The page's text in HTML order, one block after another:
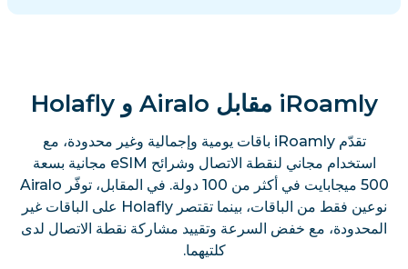
iRoamly مقابل Airalo و Holafly
تقدّم iRoamly باقات يومية وإجمالية وغير محدودة، مع
استخدام مجاني لنقطة الاتصال وشرائح eSIM مجانية بسعة
500 ميجابايت في أكثر من 100 دولة. في المقابل، توفّر Airalo
نوعين فقط من الباقات، بينما تقتصر Holafly على الباقات غير
المحدودة، مع خفض السرعة وتقييد مشاركة نقطة الاتصال لدى
كلتيهما.